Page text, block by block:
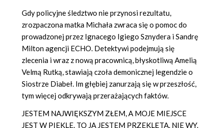
Gdy policyjne śledztwo nie przynosi rezultatu,
zrozpaczona matka Michała zwraca się o pomoc do
prowadzonej przez Ignacego Igiego Sznydera i Sandrę
Milton agencji ECHO. Detektywi podejmują się
zlecenia i wraz z nową pracownicą, błyskotliwą Amelią
Velmą Rutką, stawiają czoła demonicznej legendzie o
Siostrze Diabeł. Im głębiej zanurzają się w przeszłość,
tym więcej odkrywają przerażających faktów.
JESTEM NAJWIĘKSZYM ZŁEM, A MOJE MIEJSCE
JEST W PIEKLE. TO JA JESTEM PRZEKLĘTA. NIE WY.